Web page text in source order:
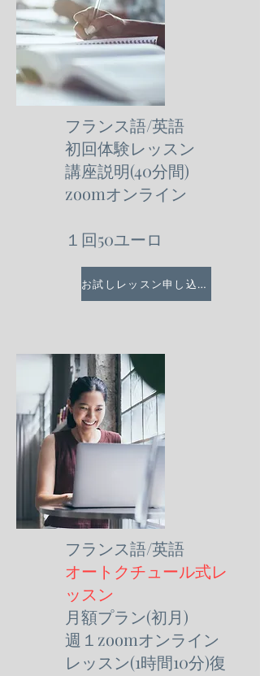
フランス語/英語
初回体験レッスン
講座説明(40分間)
zoomオンライン
１回50ユーロ
お試しレッスン申し込む
フランス語/英語
オートクチュール式レ
ッスン
月額プラン(初月)
週１zoomオンライン
レッスン(1時間10分)復